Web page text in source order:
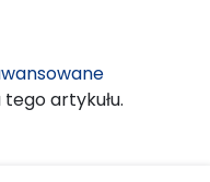
tego artykułu.